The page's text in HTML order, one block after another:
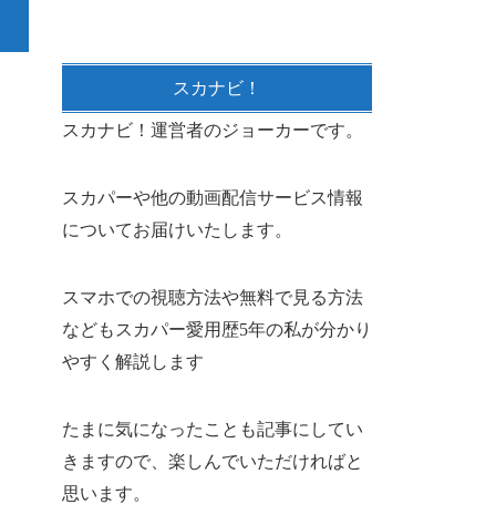
スカナビ！
スカナビ！運営者のジョーカーです。
スカパーや他の動画配信サービス情報
についてお届けいたします。
スマホでの視聴方法や無料で見る方法
などもスカパー愛用歴5年の私が分かり
やすく解説します
たまに気になったことも記事にしてい
きますので、楽しんでいただければと
思います。